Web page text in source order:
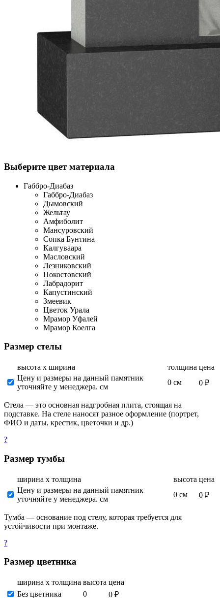
Выберите цвет материала
Габбро-Диабаз
Габбро-Диабаз
Дымовский
Жельтау
Амфиболит
Мансуровский
Сопка Бунтина
Калгуваара
Масловский
Лезниковский
Покостовский
Лабрадорит
Капустинский
Змеевик
Цветок Урала
Мрамор Уфалей
Мрамор Коелга
Размер стелы
высота х ширина толщина цена
Цену и размеры на данный памятник
уточняйте у менеджера. см
0 см 0 ₽
Стела — это основная надгробная плита, стоящая на
подставке. На стеле наносят разное оформление (портрет,
ФИО и даты, крестик, цветочки и др.)
?
Размер тумбы
ширина х толщина высота цена
Цену и размеры на данный памятник
уточняйте у менеджера. см
0 см 0 ₽
Тумба — основание под стелу, которая требуется для
устойчивости при монтаже.
?
Размер цветника
ширина х толщина высота цена
Без цветника
0 0 ₽